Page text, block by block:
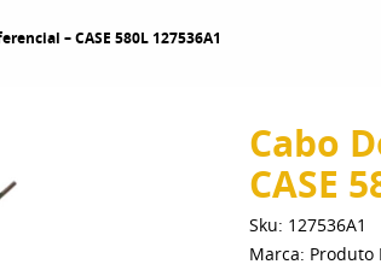
– CASE 580L 127536A1
Cabo
CASE
Sku: 127536A1
Marca: Produto